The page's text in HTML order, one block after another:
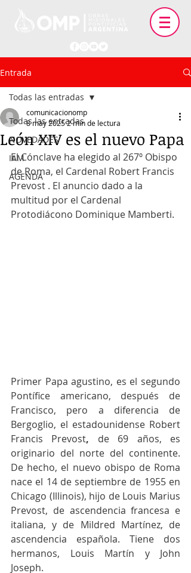
Entrada
Todas las entradas
NOVEDADES
IAM
AGENDA
Todas las entradas
León XIV es el nuevo Papa
comunicacionomp
8 may 20252 min de lectura
El Cónclave ha elegido al 267º Obispo
de Roma, el Cardenal Robert Francis
Prevost . El anuncio dado a la
multitud por el Cardenal
Protodiácono Dominique Mamberti.
Primer Papa agustino, es el segundo
Pontífice americano, después de
Francisco, pero a diferencia de
Bergoglio, el estadounidense Robert
Francis Prevost, de 69 años, es
originario del norte del continente.
De hecho, el nuevo obispo de Roma
nace el 14 de septiembre de 1955 en
Chicago (Illinois), hijo de Louis Marius
Prevost, de ascendencia francesa e
italiana, y de Mildred Martínez, de
ascendencia española. Tiene dos
hermanos, Louis Martín y John
Joseph.